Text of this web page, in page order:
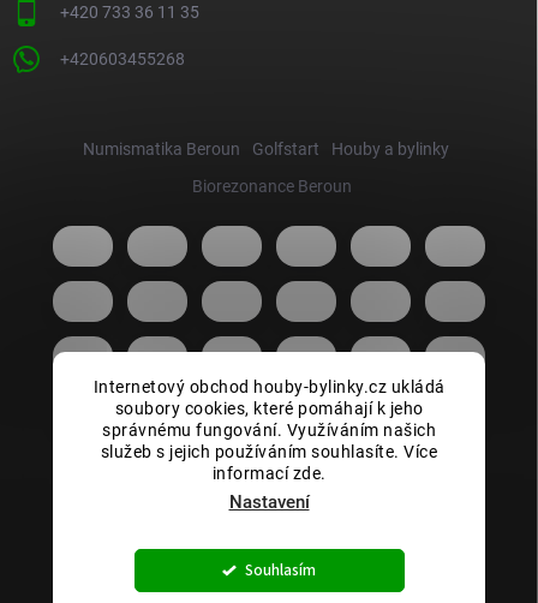
Internetový obchod houby-bylinky.cz ukládá
soubory cookies, které pomáhají k jeho
správnému fungování. Využíváním našich
služeb s jejich používáním souhlasíte. Více
informací zde.
Nastavení
Souhlasím
+420 733 36 11 35
+420603455268
Numismatika Beroun Golfstart
Houby a bylinky
Biorezonance Beroun
Vytvořil Shoptet
Copyright 2026 . Všechna práva vyhrazena.